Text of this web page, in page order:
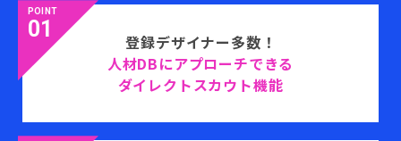
POINT
01
登録デザイナー多数！
人材DBにアプローチできる
ダイレクトスカウト機能